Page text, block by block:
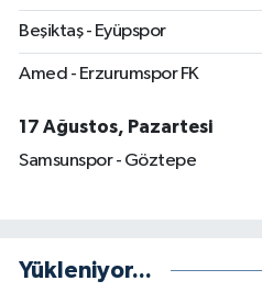
Beşiktaş - Eyüpspor
Amed - Erzurumspor FK
17 Ağustos, Pazartesi
Samsunspor - Göztepe
Yükleniyor...